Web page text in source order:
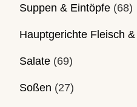
Suppen & Eintöpfe (68)
Hauptgerichte Fleisch
Salate (69)
Soßen (27)